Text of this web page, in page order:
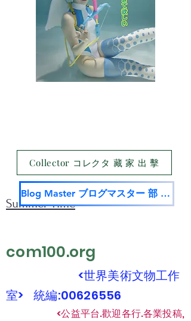
Summer Time
com100.org
<世界美術文物工作
室> 統編:00626556
<公益平台.歡迎各行.各業投稿,
Collector コレクタ 藏 家 出 擊
Blog Master ブログマスター 部 落 名 家